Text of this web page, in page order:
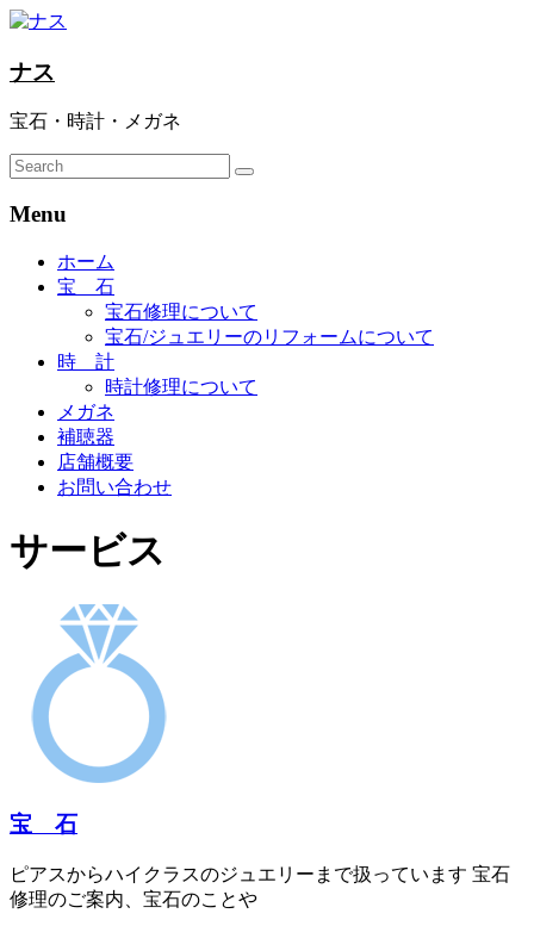
ナス
宝石・時計・メガネ
Menu
ホーム
宝 石
宝石修理について
宝石/ジュエリーのリフォームについて
時 計
時計修理について
メガネ
補聴器
店舗概要
お問い合わせ
サービス
宝 石
ピアスからハイクラスのジュエリーまで扱っています 宝石
修理のご案内、宝石のことや